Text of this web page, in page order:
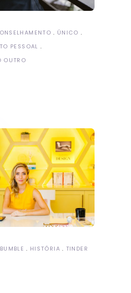
ÚNICO
PESSOAL
OUTRO
BUMBLE HISTÓRIA TINDER